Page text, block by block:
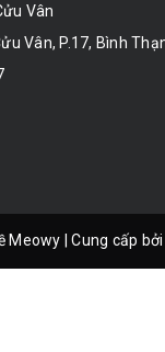
Vân
Vân, P.17, Bình
Meowy Cung cấp bởi